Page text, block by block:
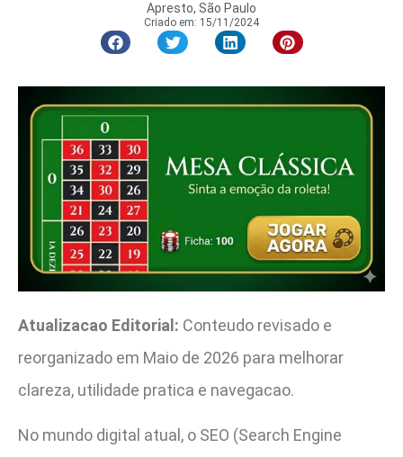
Apresto, São Paulo
Criado em: 15/11/2024
Atualizacao Editorial: Conteudo revisado e
reorganizado em Maio de 2026 para melhorar
clareza, utilidade pratica e navegacao.
No mundo digital atual, o SEO (Search Engine